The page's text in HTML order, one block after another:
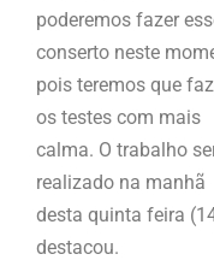
poderemos fazer
conserto neste
pois teremos que
os testes com mais
calma. O trabalho
realizado na manhã
desta quinta feira
destacou.